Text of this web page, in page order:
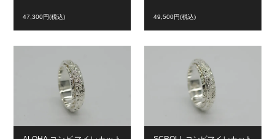
47,300円(税込) 49,500円(税込)